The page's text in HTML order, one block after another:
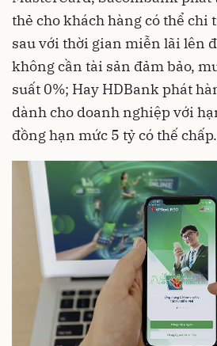
thẻ cho khách hàng có thể chi
sau với thời gian miễn lãi lên
không cần tài sản đảm bảo,
suất 0%; Hay HDBank phát
dành cho doanh nghiệp với
đồng hạn mức 5 tỷ có thế